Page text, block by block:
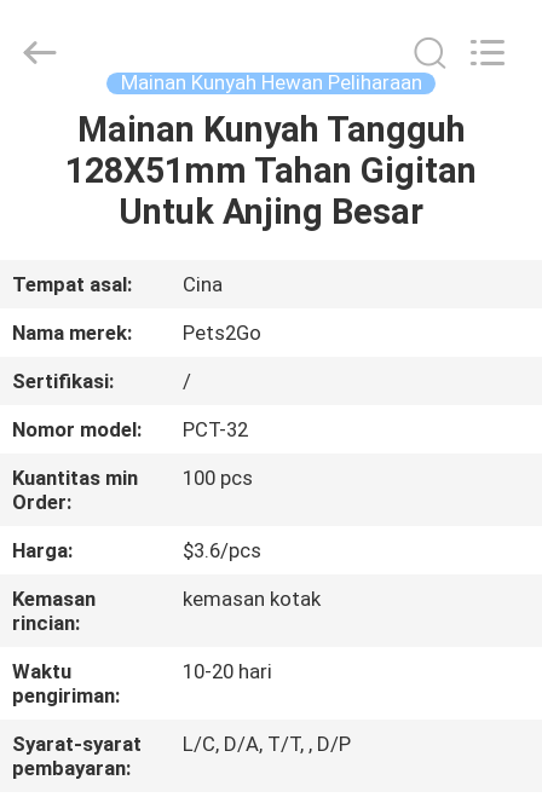
RUMAH
PRODUK
TENTANG
KAMI
TUR
PABRIK
HUBUNGI
KAMI
PERMINTAAN
PENAWARAN
BLOG/NEWS
Pets2Go
Trading
Mainan Kunyah Hewan Peliharaan
Mainan Kunyah Tangguh
128X51mm Tahan Gigitan
Untuk Anjing Besar
Tempat asal:
Cina
Nama merek:
Pets2Go
Sertifikasi:
/
Nomor model:
PCT-32
Kuantitas min
Order:
100 pcs
Harga:
$3.6/pcs
Kemasan
rincian:
kemasan kotak
Waktu
pengiriman:
10-20 hari
Syarat-syarat
pembayaran:
L/C, D/A, T/T, , D/P